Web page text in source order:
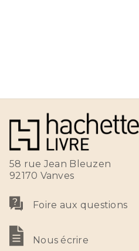
58 rue Jean Bleuzen
92170 Vanves
Foire aux questions
Nous écrire